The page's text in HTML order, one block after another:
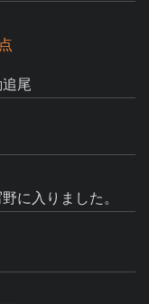
尾
に入りました。